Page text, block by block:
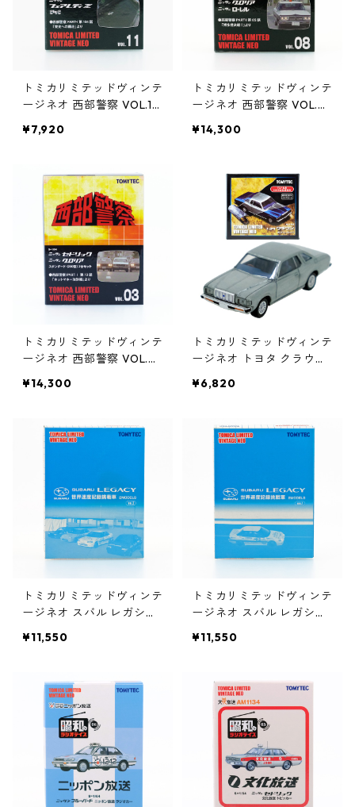
トミカリミテッドヴィンテ
ージネオ 西部警察 VOL.11
by2 #36255475
¥7,920
トミカリミテッドヴィンテ
ージネオ 西部警察 VOL.0
ーレル 2台セット #36273
¥14,300
トミカリミテッドヴィンテ
ージネオ 西部警察 VOL.0
グロリア 2台セット #362
¥14,300
トミカリミテッドヴィンテ
ージネオ トヨタ クラウン
念 #36234678
¥6,820
トミカリミテッドヴィンテ
ージネオ スバル レガシィ
DELS VOL.2 #10214083
¥11,550
トミカリミテッドヴィンテ
ージネオ スバル レガシィ
DELS VOL.1 #10214076
¥11,550